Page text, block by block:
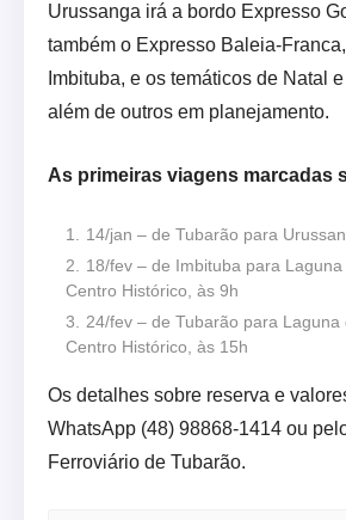
Urussanga irá a bordo Expresso
também o Expresso Baleia-
Imbituba, e os temáticos de Natal
além de outros em planejamento.
As primeiras viagens marcadas
14/jan – de Tubarão para
18/fev – de Imbituba para
Centro Histórico, às 9h
24/fev – de Tubarão para Laguna
Centro Histórico, às 15h
Os detalhes sobre reserva e
WhatsApp (48) 98868-1414 ou
Ferroviário de Tubarão.